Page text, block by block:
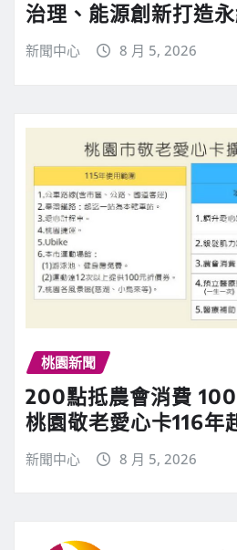
治理、能源創新打造
新聞中心 8 月 5, 2026
桃園新聞
200點抵農會消費
桃園敬老愛心卡116年
新聞中心 8 月 5, 2026